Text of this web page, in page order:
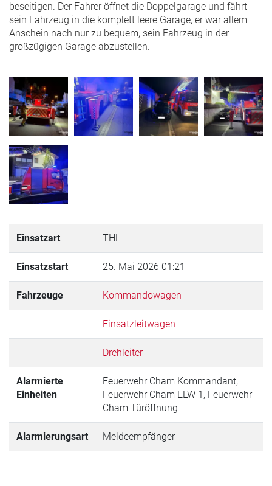
beseitigen. Der Fahrer öffnet die Doppelgarage und fährt
sein Fahrzeug in die komplett leere Garage, er war allem
Anschein nach nur zu bequem, sein Fahrzeug in der
großzügigen Garage abzustellen.
Einsatzart THL
Einsatzstart 25. Mai 2026 01:21
Fahrzeuge Kommandowagen
Einsatzleitwagen
Drehleiter
Alarmierte
Einheiten
Feuerwehr Cham Kommandant,
Feuerwehr Cham ELW 1, Feuerwehr
Cham Türöffnung
Alarmierungsart Meldeempfänger